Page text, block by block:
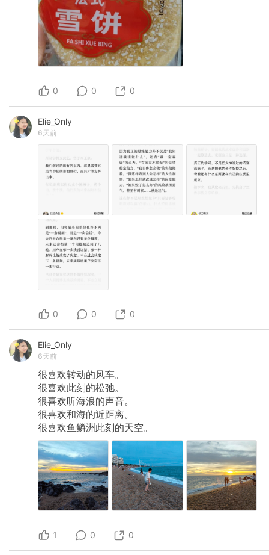
0 0 0
Elie_Only
6天前
0 0 0
Elie_Only
6天前
很喜欢转动的风车。
很喜欢此刻的松弛。
很喜欢听海浪的声音。
很喜欢和海的近距离。
很喜欢鱼鳞洲此刻的天空。
1 0 0